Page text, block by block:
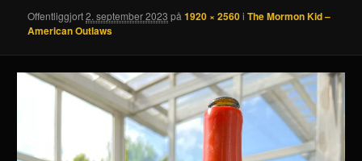
Offentliggjort2. september 2023 på1920 × 2560iThe Mormon Kid –
American Outlaws